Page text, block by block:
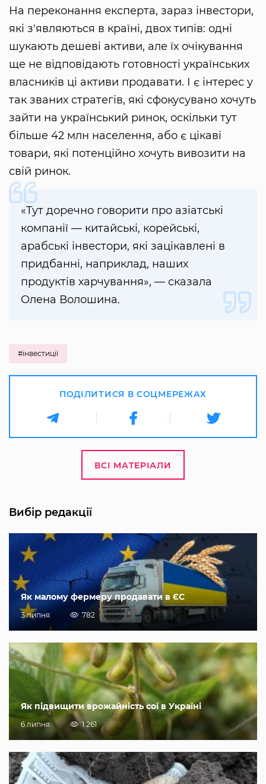
На переконання експерта, зараз інвестори,
які з'являються в країні, двох типів: одні
шукають дешеві активи, але їх очікування
ще не відповідають готовності українських
власників ці активи продавати. І є інтерес у
так званих стратегів, які сфокусувано хочуть
зайти на український ринок, оскільки тут
більше 42 млн населення, або є цікаві
товари, які потенційно хочуть вивозити на
свій ринок.
«Тут доречно говорити про азіатські
компанії — китайські, корейські,
арабські інвестори, які зацікавлені в
придбанні, наприклад, наших
продуктів харчування», — сказала
Олена Волошина.
#інвестиції
ПОДІЛИТИСЯ В СОЦМЕРЕЖАХ
ВСІ МАТЕРІАЛИ
Вибір редакції
Як малому фермеру продавати в ЄС
3 липня 782
Як підвищити врожайність сої в Україні
6 липня 1 261